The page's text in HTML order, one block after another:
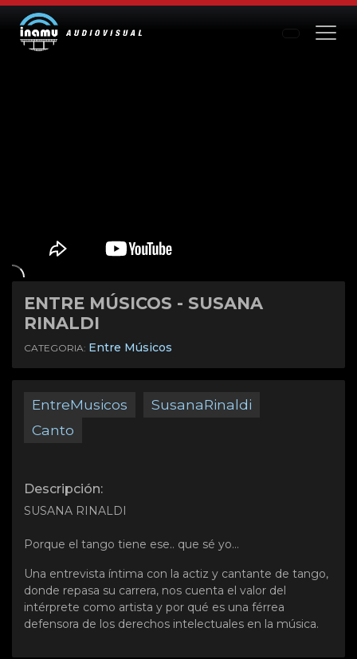
ENTRE MÚSICOS - SUSANA
RINALDI
CATEGORIA: Entre Músicos
EntreMusicos
SusanaRinaldi
Canto
Descripción:
SUSANA RINALDI
Porque el tango tiene ese.. que sé yo…
Una entrevista íntima con la actiz y cantante de tango,
donde repasa su carrera, nos cuenta el valor del
intérprete como artista y por qué es una férrea
defensora de los derechos intelectuales en la música.